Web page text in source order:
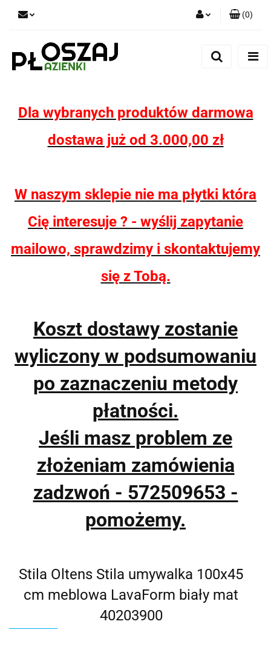
(0)
Dla wybranych produktów darmowa
dostawa już od 3.000,00 zł
W naszym sklepie nie ma płytki która
Cię interesuje ? - wyślij zapytanie
mailowo, sprawdzimy i skontaktujemy
się z Tobą.
Koszt dostawy zostanie
wyliczony w podsumowaniu
po zaznaczeniu metody
płatności.
Jeśli masz problem ze
złożeniam zamówienia
zadzwoń - 572509653 -
pomożemy.
Stila Oltens Stila umywalka 100x45
cm meblowa LavaForm biały mat
40203900